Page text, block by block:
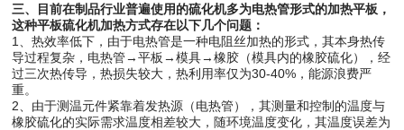
三、目前在制品行业普遍使用的硫化机多为电热管形式的加热平板，
这种平板硫化机加热方式存在以下几个问题：
1、热效率低下，由于电热管是一种电阻丝加热的形式，其本身热传
导过程复杂，电热管→平板→模具→橡胶（模具内的橡胶硫化），经
过三次热传导，热损失较大，热利用率仅为30-40%，能源浪费严
重。
2、由于测温元件紧靠着发热源（电热管），其测量和控制的温度与
橡胶硫化的实际需求温度相差较大，随环境温度变化，其温度误差为